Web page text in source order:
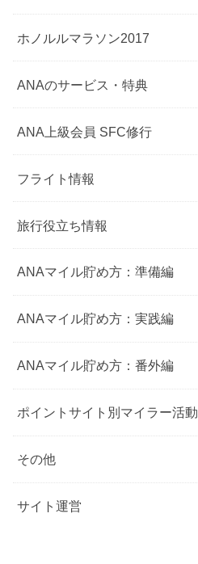
ホノルルマラソン2017
ANAのサービス・特典
ANA上級会員 SFC修行
フライト情報
旅行役立ち情報
ANAマイル貯め方：準備編
ANAマイル貯め方：実践編
ANAマイル貯め方：番外編
ポイントサイト別マイラー活動
その他
サイト運営